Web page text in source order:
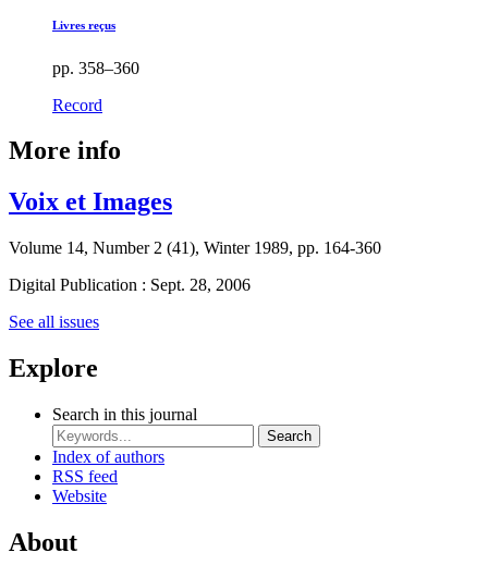
Livres reçus
pp. 358–360
Record
More info
Voix et Images
Volume 14, Number 2 (41), Winter 1989, pp. 164-360
Digital Publication : Sept. 28, 2006
See all issues
Explore
Search in this journal
Search
Index of authors
RSS feed
Website
About